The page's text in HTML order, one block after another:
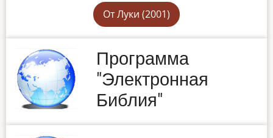
От Луки (2001)
Программа
"Электронная
Библия"